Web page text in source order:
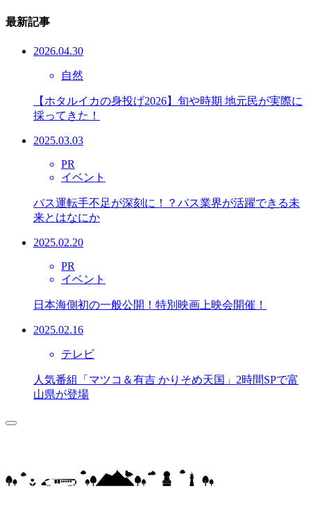
最新記事
2026.04.30
自然
【ホタルイカの身投げ2026】旬や時期 地元民が実際に
採ってきた！
2025.03.03
PR
イベント
バス運転手不足が深刻に！？バス業界が活躍できる未
来とはなにか
2025.02.20
PR
イベント
日本海側初の一般公開！特別映画上映会開催！
2025.02.16
テレビ
人気番組「マツコ＆有吉 かりそめ天国」2時間SPで富
山県が登場